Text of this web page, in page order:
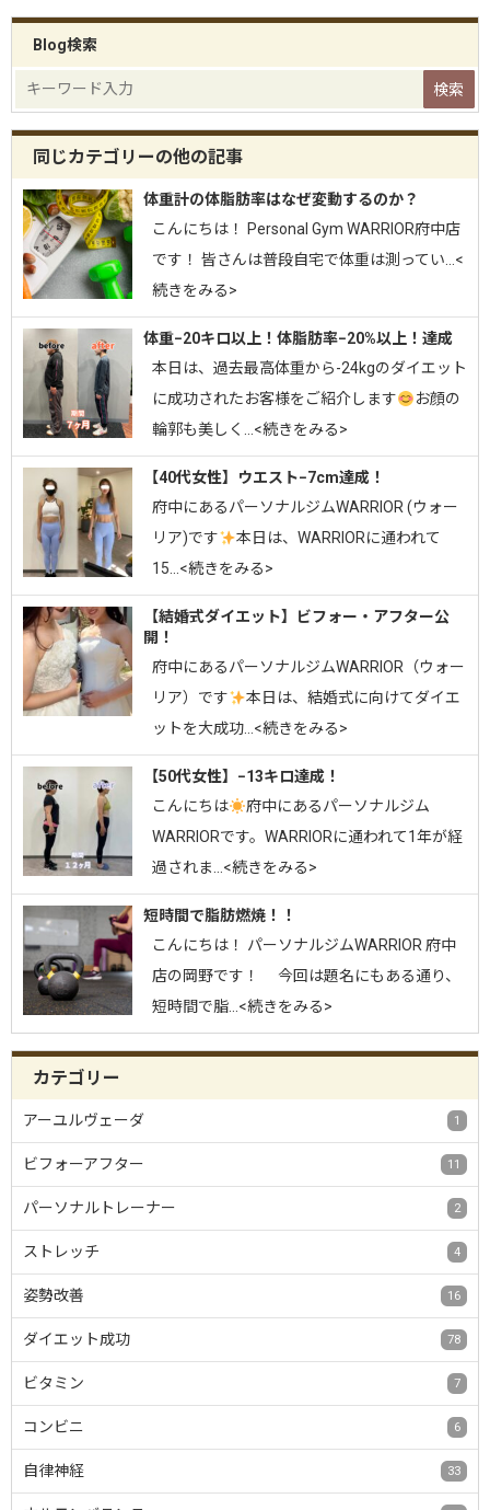
Blog検索
同じカテゴリーの他の記事
体重計の体脂肪率はなぜ変動するのか？
こんにちは！ Personal Gym WARRIOR府中店
です！ 皆さんは普段自宅で体重は測ってい…<
続きをみる>
体重−20キロ以上！体脂肪率−20%以上！達成
⁡本日は、過去最高体重から-24kgのダイエット
に成功されたお客様をご紹介します
お顔の
輪郭も美しく…<続きをみる>
【40代女性】ウエスト−7cm達成！
府中にあるパーソナルジムWARRIOR (ウォー
リア)です
⁡⁡本日は、WARRIORに通われて
15…<続きをみる>
【結婚式ダイエット】ビフォー・アフター公
開！
府中にあるパーソナルジムWARRIOR（ウォー
リア）です
⁡本日は、結婚式に向けてダイエ
ットを大成功…<続きをみる>
【50代女性】−13キロ達成！
こんにちは
府中にあるパーソナルジム
WARRIORです。⁡WARRIORに通われて1年が経
過されま…<続きをみる>
短時間で脂肪燃焼！！
こんにちは！ パーソナルジムWARRIOR 府中
店の岡野です！ 今回は題名にもある通り、
短時間で脂…<続きをみる>
カテゴリー
アーユルヴェーダ 1
ビフォーアフター 11
パーソナルトレーナー 2
ストレッチ 4
姿勢改善 16
ダイエット成功 78
ビタミン 7
コンビニ 6
自律神経 33